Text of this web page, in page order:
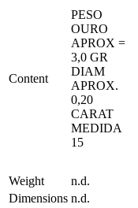
Content
PESO
OURO
APROX =
3,0 GR
DIAM
APROX.
0,20
CARAT
MEDIDA
15
Weight n.d.
Dimensions n.d.